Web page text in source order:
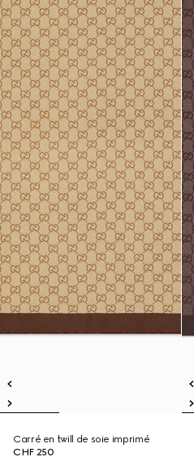
Carré en twill de soie imprimé
CHF 250